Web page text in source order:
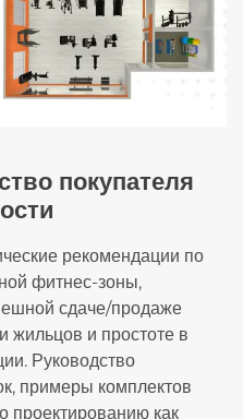
покупателя
рекомендации по
фитнес-зоны,
сдаче/продаже
жильцов и простоте в
Руководство
примеры комплектов
проектированию как